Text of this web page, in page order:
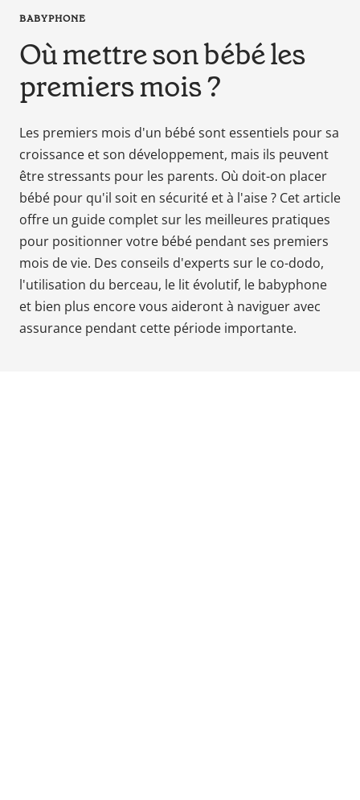
que
parents
pour
enfant,
pour
grossesse
de
maman
au
bain
avec
Papa.
Meilleurs
BABYPHONE
Où mettre son bébé les
premiers mois ?
Les premiers mois d'un bébé sont essentiels pour sa
croissance et son développement, mais ils peuvent
être stressants pour les parents. Où doit-on placer
bébé pour qu'il soit en sécurité et à l'aise ? Cet article
offre un guide complet sur les meilleures pratiques
pour positionner votre bébé pendant ses premiers
mois de vie. Des conseils d'experts sur le co-dodo,
l'utilisation du berceau, le lit évolutif, le babyphone
et bien plus encore vous aideront à naviguer avec
assurance pendant cette période importante.